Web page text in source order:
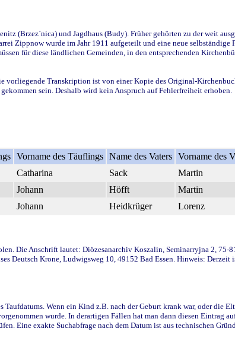
(Brzez`nica) und Jagdhaus (Budy). Früher gehörten zu der weit
Zippnow wurde im Jahr 1911 aufgeteilt und eine neue
für diese ländlichen Gemeinden, in den entsprechenden
vorliegende Transkription ist von einer Kopie des Original-
sein. Deshalb wird kein Anspruch auf Fehlerfreiheit erhoben.
Vorname des Täuflings Name des Vaters Vorname des
Catharina Sack Martin
Johann Höfft Martin
Johann Heidkrüger Lorenz
Die Anschrift lautet: Diözesanarchiv Koszalin, Seminarryjna 2, 75-
Deutsch Krone, Ludwigsweg 10, 49152 Bad Essen. Hinweis: Derzeit
Wenn ein Kind z.B. nach der Geburt krank war, oder die
wurde. In derartigen Fällen hat man dann diesen Eintrag
Eine exakte Suchabfrage nach dem Datum ist aus technischen